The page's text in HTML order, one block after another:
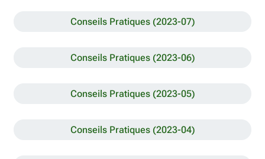
Conseils Pratiques (2023-07)
Conseils Pratiques (2023-06)
Conseils Pratiques (2023-05)
Conseils Pratiques (2023-04)